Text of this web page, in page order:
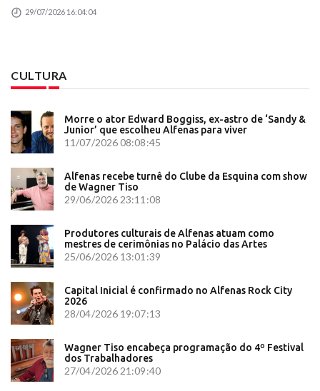
29/07/2026 16:04:04
CULTURA
Morre o ator Edward Boggiss, ex-astro de ‘Sandy &
Junior’ que escolheu Alfenas para viver
11/07/2026 08:08:45
Alfenas recebe turnê do Clube da Esquina com show
de Wagner Tiso
29/06/2026 23:11:08
Produtores culturais de Alfenas atuam como
mestres de cerimônias no Palácio das Artes
25/06/2026 13:01:39
Capital Inicial é confirmado no Alfenas Rock City
2026
28/04/2026 19:07:13
Wagner Tiso encabeça programação do 4º Festival
dos Trabalhadores
27/04/2026 21:09:40